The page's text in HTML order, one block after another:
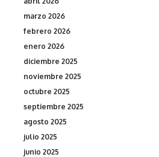
marzo 2026
febrero 2026
enero 2026
diciembre 2025
noviembre 2025
octubre 2025
septiembre 2025
agosto 2025
julio 2025
junio 2025